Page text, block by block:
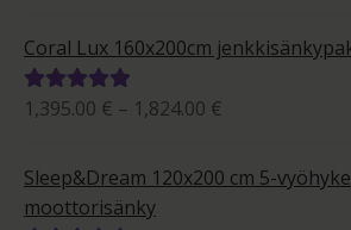
5.00
/ 5
-
Coral Lux 160x200cm
Arvostelu
5.00
/ 5
1,395.00 € – 1,824.00 €
-
1,824.00 €
Sleep&Dream 120x200 cm 5-vyöhyke
moottorisänky